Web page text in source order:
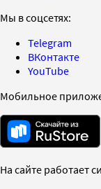
Мы в соцсетях:
Telegram
ВКонтакте
YouTube
Мобильное
На сайте работает